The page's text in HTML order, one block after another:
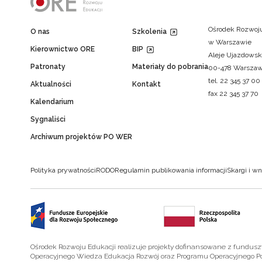
O nas
Kierownictwo ORE
Patronaty
Aktualności
Kalendarium
Sygnaliści
Archiwum projektów PO WER
Szkolenia
BIP
Materiały do pobrania
Kontakt
Ośrodek
w Warszawie
Aleje
00-478
tel. 22 345 37 00
fax 22 345 37 70
Polityka prywatnościRODORegulamin publikowania informacjiSkargi i
Ośrodek Rozwoju Edukacji realizuje projekty dofinansowane z
Operacyjnego Wiedza Edukacja Rozwój oraz Programu Operacyjnego